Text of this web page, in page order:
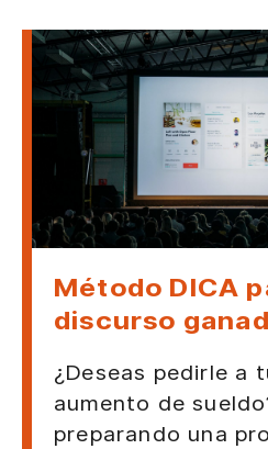
Método DICA
discurso
¿Deseas pedirle a
aumento de
preparando una